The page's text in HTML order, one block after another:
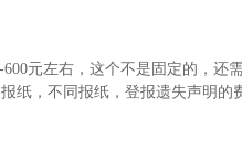
元左右，这个不是固定的，还
纸，不同报纸，登报遗失声明的